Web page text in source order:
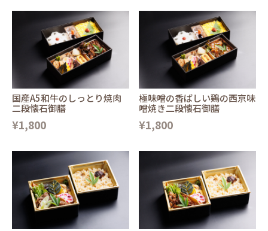
国産A5和牛のしっとり焼肉
二段懐石御膳
¥1,800
極味噌の香ばしい鶏の西京味
噌焼き二段懐石御膳
¥1,800